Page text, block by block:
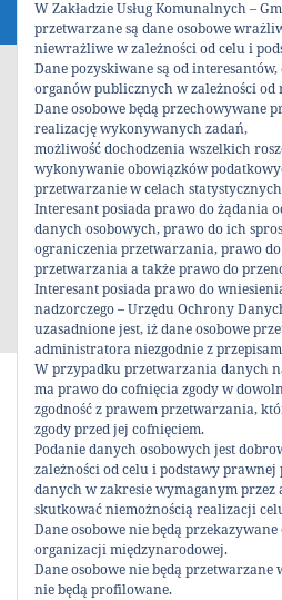
Komunikat
Podziel się!
W Zakładzie Usług Komunalnych –
przetwarzane są dane osobowe
niewrażliwe w zależności od celu i
Dane pozyskiwane są od
organów publicznych w zależności
Dane osobowe będą przechowywane
realizację wykonywanych zadań,
możliwość dochodzenia wszelkich
wykonywanie obowiązków
przetwarzanie w celach
Interesant posiada prawo do żądania
danych osobowych, prawo do ich
ograniczenia przetwarzania, prawo
przetwarzania a także prawo do
Interesant posiada prawo do
nadzorczego – Urzędu Ochrony
uzasadnione jest, iż dane osobowe
administratora niezgodnie z
W przypadku przetwarzania danych
ma prawo do cofnięcia zgody w
zgodność z prawem przetwarzania,
zgody przed jej cofnięciem.
Podanie danych osobowych jest
zależności od celu i podstawy
danych w zakresie wymaganym
skutkować niemożnością realizacji
Dane osobowe nie będą
organizacji międzynarodowej.
Dane osobowe nie będą
nie będą profilowane.